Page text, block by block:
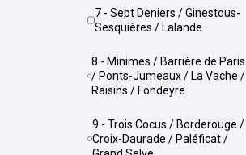
7 - Sept Deniers / Ginestous-
Sesquières / Lalande
8 - Minimes / Barrière de Paris
/ Ponts-Jumeaux / La Vache /
Raisins / Fondeyre
9 - Trois Cocus / Borderouge /
Croix-Daurade / Paléficat /